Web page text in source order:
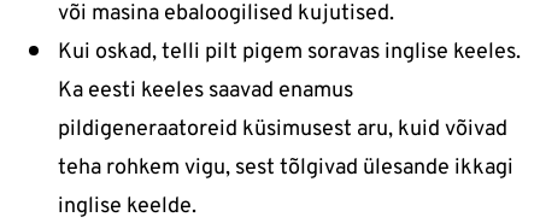
või masina ebaloogilised kujutised.
Kui oskad, telli pilt pigem soravas inglise keeles.
Ka eesti keeles saavad enamus
pildigeneraatoreid küsimusest aru, kuid võivad
teha rohkem vigu, sest tõlgivad ülesande ikkagi
inglise keelde.